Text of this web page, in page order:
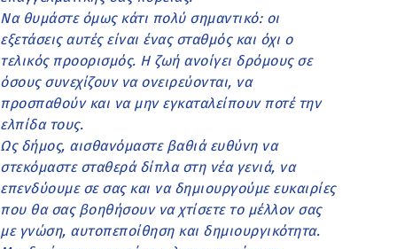
Να θυμάστε όμως κάτι πολύ σημαντικό: οι
εξετάσεις αυτές είναι ένας σταθμός και όχι ο
τελικός προορισμός. Η ζωή ανοίγει δρόμους σε
όσους συνεχίζουν να ονειρεύονται, να
προσπαθούν και να μην εγκαταλείπουν ποτέ την
ελπίδα τους.
Ως δήμος, αισθανόμαστε βαθιά ευθύνη να
στεκόμαστε σταθερά δίπλα στη νέα γενιά, να
επενδύουμε σε σας και να δημιουργούμε ευκαιρίες
που θα σας βοηθήσουν να χτίσετε το μέλλον σας
με γνώση, αυτοπεποίθηση και δημιουργικότητα.